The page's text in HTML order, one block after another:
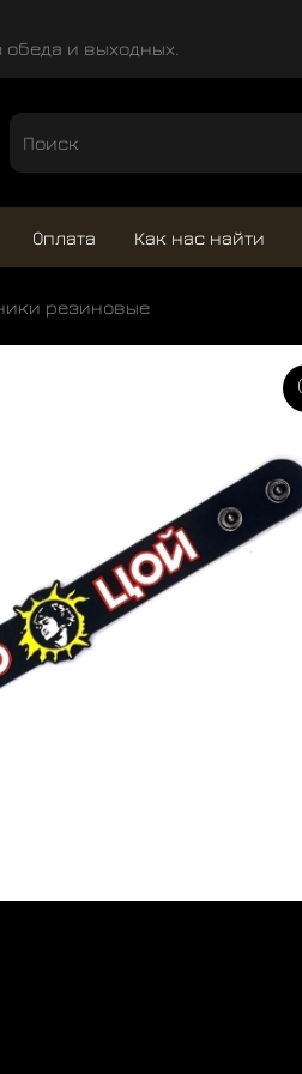
и выходных.
Оплата Как нас найти
резиновые